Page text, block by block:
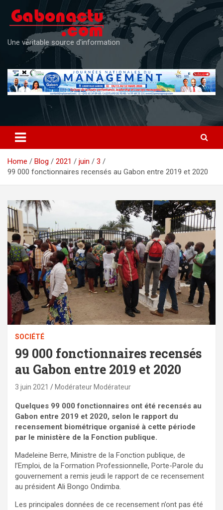
content
Une véritable source d'information
Home Blog 2021 juin
3
99 000 fonctionnaires recensés au Gabon entre 2019 et 2020
SOCIÉTÉ
99 000 fonctionnaires recensés
au Gabon entre 2019 et 2020
3 juin 2021 Modérateur Modérateur
Quelques 99 000 fonctionnaires ont été recensés au
Gabon entre 2019 et 2020, selon le rapport du
recensement biométrique organisé à cette période
par le ministère de la Fonction publique.
Madeleine Berre, Ministre de la Fonction publique, de
l’Emploi, de la Formation Professionnelle, Porte-Parole du
gouvernement a remis jeudi le rapport de ce recensement
au président Ali Bongo Ondimba.
Les principales données de ce recensement n’ont pas été